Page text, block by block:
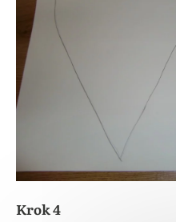
Krok 4